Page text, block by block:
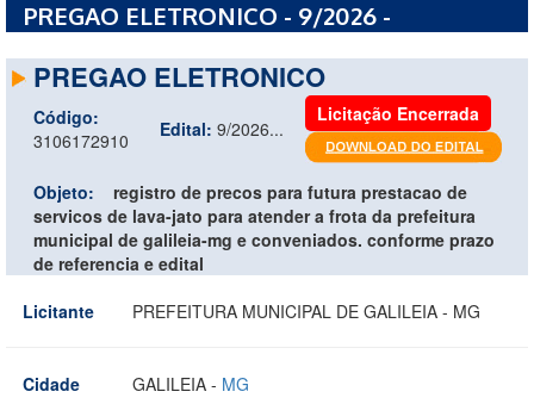
PREGAO ELETRONICO - 9/2026 -
PREGAO ELETRONICO
Código:
3106172910
Edital: 9/2026...
Licitação Encerrada
Objeto:
registro de precos para futura prestacao de
servicos de lava-jato para atender a frota da prefeitura
municipal de galileia-mg e conveniados. conforme prazo
de referencia e edital
Licitante
PREFEITURA MUNICIPAL DE GALILEIA - MG
Cidade GALILEIA - MG